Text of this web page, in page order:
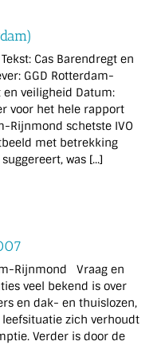
Cas Barendregt en
GGD Rotterdam-
en veiligheid Datum:
voor het hele rapport
Rijnmond schetste IVO
met betrekking
was [...]
Rijnmond Vraag en
veel bekend is over
en dak- en thuislozen,
zich verhoudt
Verder is door de